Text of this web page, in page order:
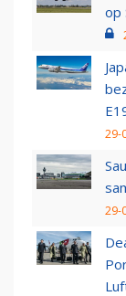
op
29-
29-